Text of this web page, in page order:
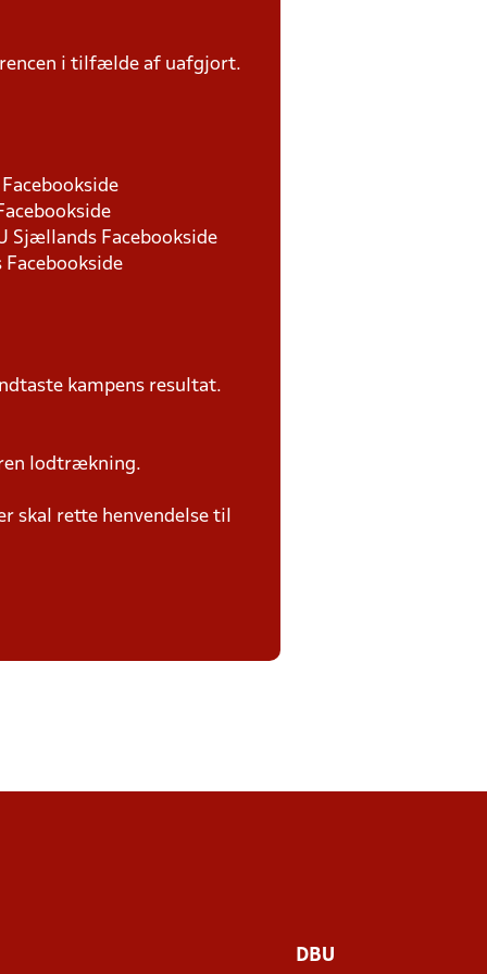
i tilfælde af uafgjort.
Sjællands Facebookside
kampens resultat.
ren lodtrækning.
skal rette henvendelse til
DBU